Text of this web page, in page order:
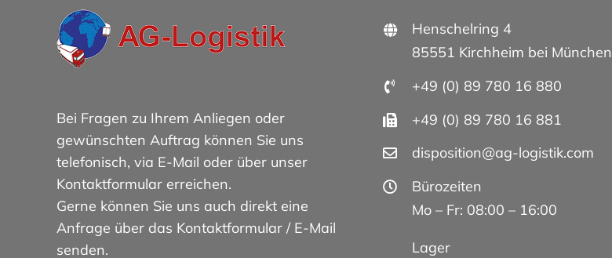
Bei Fragen zu Ihrem Anliegen oder
gewünschten Auftrag können Sie uns
telefonisch, via E-Mail oder über unser
Kontaktformular erreichen.
Gerne können Sie uns auch direkt eine
Anfrage über das Kontaktformular / E-Mail
senden.
Henschelring 4
85551 Kirchheim bei München
+49 (0) 89 780 16 880
+49 (0) 89 780 16 881
disposition@ag-logistik.com
Bürozeiten
Mo – Fr: 08:00 – 16:00
Lager